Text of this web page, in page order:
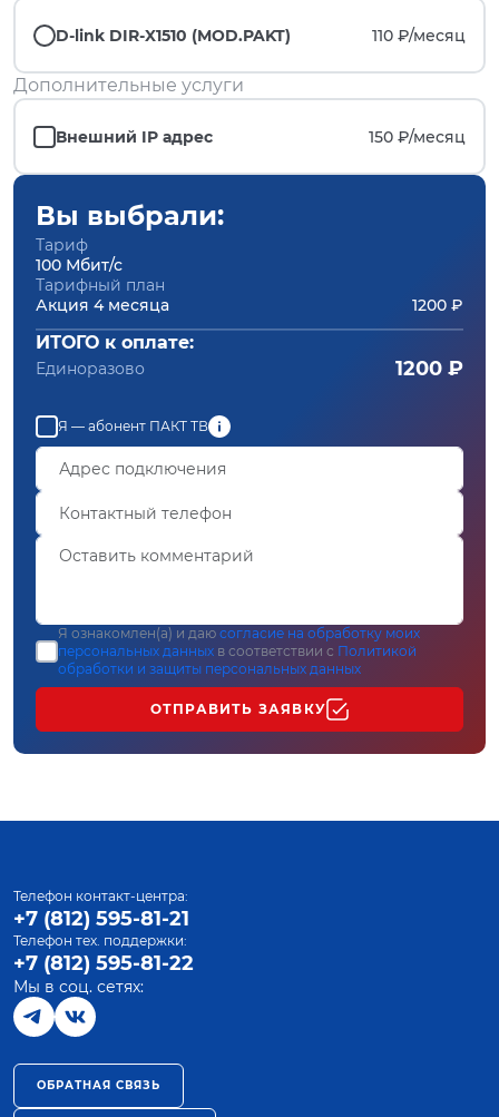
D-link DIR-X1510 (MOD.PAKT) 110 ₽/месяц
Дополнительные услуги
Внешний IP адрес 150 ₽/месяц
Вы выбрали:
Тариф
100 Мбит/с
Тарифный план
Акция 4 месяца
1200 ₽
ИТОГО к оплате:
Единоразово 1200 ₽
Я — абонент ПАКТ ТВ
Я ознакомлен(а) и даю согласие на обработку моих
персональных данных в соответствии с Политикой
обработки и защиты персональных данных
ОТПРАВИТЬ ЗАЯВКУ
Телефон контакт-центра:
+7 (812) 595-81-21
Телефон тех. поддержки:
+7 (812) 595-81-22
Мы в соц. сетях:
ОБРАТНАЯ СВЯЗЬ